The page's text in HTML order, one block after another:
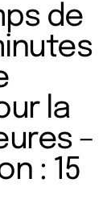
de
la
–
: 15